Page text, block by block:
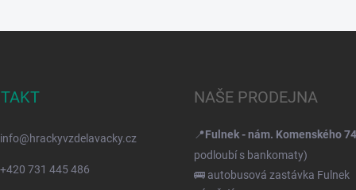
info@hrackyvzdelavacky.cz
+420 731 445 486
NAŠE PRODEJNA
📍Fulnek - nám. Komenského 74
podloubí s bankomaty)
🚌 autobusová zastávka Fulnek